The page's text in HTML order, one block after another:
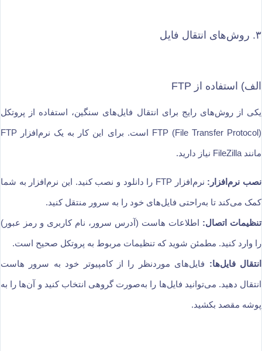
۳. روش‌های انتقال فایل
الف) استفاده از FTP
یکی از روش‌های رایج برای انتقال فایل‌های سنگین، استفاده از پروتکل
FTP (File Transfer Protocol) است. برای این کار به یک نرم‌افزار FTP
مانند FileZilla نیاز دارید.
نصب نرم‌افزار: نرم‌افزار FTP را دانلود و نصب کنید. این نرم‌افزار به شما
کمک می‌کند تا به‌راحتی فایل‌های خود را به سرور منتقل کنید.
تنظیمات اتصال: اطلاعات هاست (آدرس سرور، نام کاربری و رمز عبور)
را وارد کنید. مطمئن شوید که تنظیمات مربوط به پروتکل صحیح است.
انتقال فایل‌ها: فایل‌های موردنظر را از کامپیوتر خود به سرور هاست
انتقال دهید. می‌توانید فایل‌ها را به‌صورت گروهی انتخاب کنید و آن‌ها را به
پوشه مقصد بکشید.